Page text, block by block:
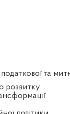
та
розвитку